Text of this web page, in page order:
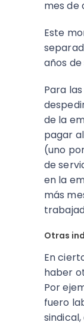
mes de
Este
años de
Para
de la
pagar
(uno
de
en la
más
Otras
En
haber
Por
fuero